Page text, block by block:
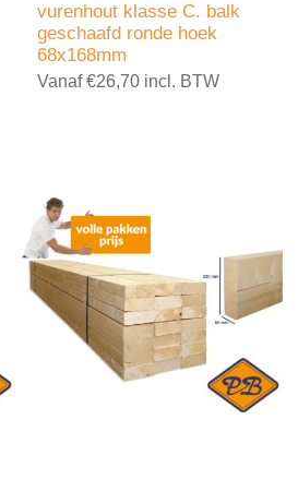
vurenhout klasse C. balk
geschaafd ronde hoek
68x168mm
Vanaf €26,70 incl. BTW